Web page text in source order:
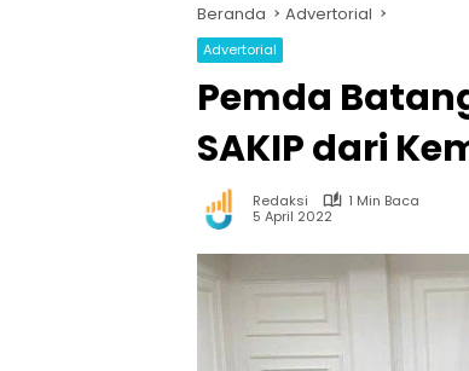
Beranda Advertorial
Advertorial
Pemda
SAKIP dari
Redaksi
1 Min Baca
5 April 2022